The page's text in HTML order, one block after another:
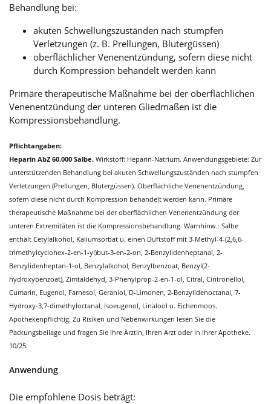
Behandlung bei:
akuten Schwellungszuständen nach stumpfen
Verletzungen (z. B. Prellungen, Blutergüssen)
oberflächlicher Venenentzündung, sofern diese nicht
durch Kompression behandelt werden kann
Primäre therapeutische Maßnahme bei der oberflächlichen
Venenentzündung der unteren Gliedmaßen ist die
Kompressionsbehandlung.
Pflichtangaben:
Heparin AbZ 60.000 Salbe. Wirkstoff: Heparin-Natrium. Anwendungsgebiete: Zur
unterstützenden Behandlung bei akuten Schwellungszuständen nach stumpfen
Verletzungen (Prellungen, Blutergüssen). Oberflächliche Venenentzündung,
sofern diese nicht durch Kompression behandelt werden kann. Primäre
therapeutische Maßnahme bei der oberflächlichen Venenentzündung der
unteren Extremitäten ist die Kompressionsbehandlung. Warnhinw.: Salbe
enthält Cetylalkohol, Kaliumsorbat u. einen Duftstoff mit 3-Methyl-4-(2,6,6-
trimethylcyclohex-2-en-1-yl)but-3-en-2-on, 2-Benzylidenheptanal, 2-
Benzylidenheptan-1-ol, Benzylalkohol, Benzylbenzoat, Benzyl(2-
hydroxybenzoat), Zimtaldehyd, 3-Phenylprop-2-en-1-ol, Citral, Cintronellol,
Cumarin, Eugenol, Farnesol, Geraniol, D-Limonen, 2-Benzylidenoctanal, 7-
Hydroxy-3,7-dimethyloctanal, Isoeugenol, Linalool u. Eichenmoos.
Apothekenpflichtig. Zu Risiken und Nebenwirkungen lesen Sie die
Packungsbeilage und fragen Sie Ihre Ärztin, Ihren Arzt oder in Ihrer Apotheke.
10/25.
Anwendung
Die empfohlene Dosis beträgt: